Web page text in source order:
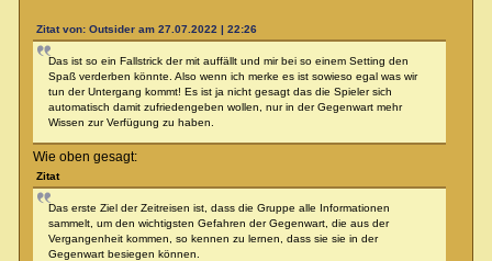
Zitat von: Outsider am 27.07.2022 | 22:26
Das ist so ein Fallstrick der mit auffällt und mir bei so einem Setting den
Spaß verderben könnte. Also wenn ich merke es ist sowieso egal was wir
tun der Untergang kommt! Es ist ja nicht gesagt das die Spieler sich
automatisch damit zufriedengeben wollen, nur in der Gegenwart mehr
Wissen zur Verfügung zu haben.
Wie oben gesagt:
Zitat
Das erste Ziel der Zeitreisen ist, dass die Gruppe alle Informationen
sammelt, um den wichtigsten Gefahren der Gegenwart, die aus der
Vergangenheit kommen, so kennen zu lernen, dass sie sie in der
Gegenwart besiegen können.